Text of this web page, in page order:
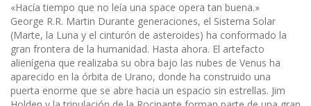
«Hacía tiempo que no leía una space opera tan buena.»
George R.R. Martin Durante generaciones, el Sistema Solar
(Marte, la Luna y el cinturón de asteroides) ha conformado la
gran frontera de la humanidad. Hasta ahora. El artefacto
alienígena que realizaba su obra bajo las nubes de Venus ha
aparecido en la órbita de Urano, donde ha construido una
puerta enorme que se abre hacia un espacio sin estrellas. Jim